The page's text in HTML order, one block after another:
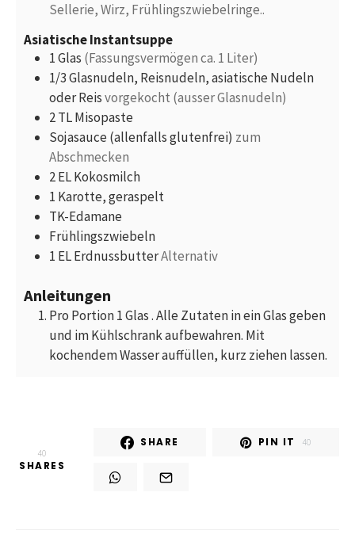
Sellerie, Wirz, Frühlingszwiebelringe..
Asiatische Instantsuppe
1Glas (Fassungsvermögen ca. 1 Liter)
1/3Glasnudeln, Reisnudeln, asiatische Nudeln
oder Reisvorgekocht (ausser Glasnudeln)
2TLMisopaste
Sojasauce (allenfalls glutenfrei) zum
Abschmecken
2ELKokosmilch
1 Karotte, geraspelt
TK-Edamane
Frühlingszwiebeln
1 ELErdnussbutterAlternativ
Anleitungen
Pro Portion 1 Glas . Alle Zutaten in ein Glas geben
und im Kühlschrank aufbewahren. Mit
kochendem Wasser auffüllen, kurz ziehen lassen.
40
SHARES
SHARE PIN IT 40